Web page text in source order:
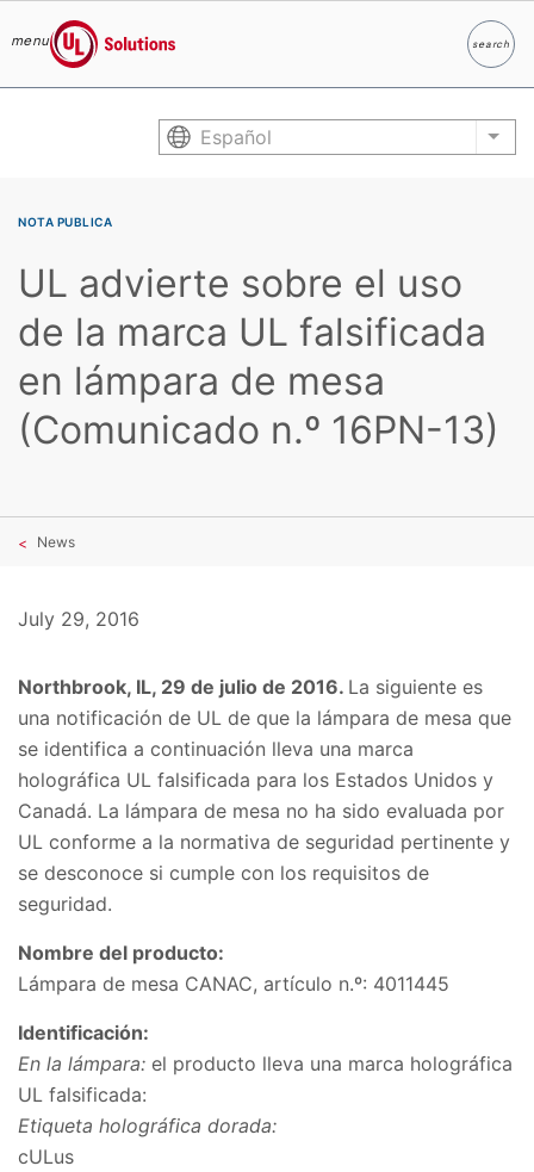
menu
UL Solutions
searchBuscar
Español List
NOTA PUBLICA
UL advierte sobre el uso
de la marca UL falsificada
en lámpara de mesa
(Comunicado n.º 16PN-13)
News
July 29, 2016
Northbrook, IL, 29 de julio de 2016. La siguiente es
una notificación de UL de que la lámpara de mesa que
se identifica a continuación lleva una marca
holográfica UL falsificada para los Estados Unidos y
Canadá. La lámpara de mesa no ha sido evaluada por
UL conforme a la normativa de seguridad pertinente y
se desconoce si cumple con los requisitos de
seguridad.
Nombre del producto:
Lámpara de mesa CANAC, artículo n.º: 4011445
Identificación:
En la lámpara: el producto lleva una marca holográfica
UL falsificada:
Etiqueta holográfica dorada:
cULus